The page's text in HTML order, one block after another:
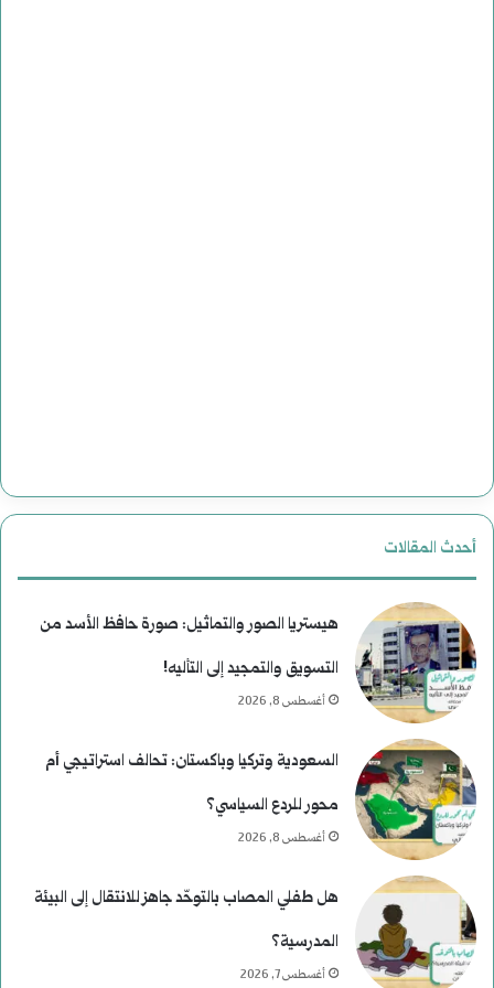
أحدث المقالات
هيستريا الصور والتماثيل: صورة حافظ الأسد من
التسويق والتمجيد إلى التأليه!
أغسطس 8, 2026
السعودية وتركيا وباكستان: تحالف استراتيجي أم
محور للردع السياسي؟
أغسطس 8, 2026
هل طفلي المصاب بالتوحّد جاهز للانتقال إلى البيئة
المدرسية؟
أغسطس 7, 2026